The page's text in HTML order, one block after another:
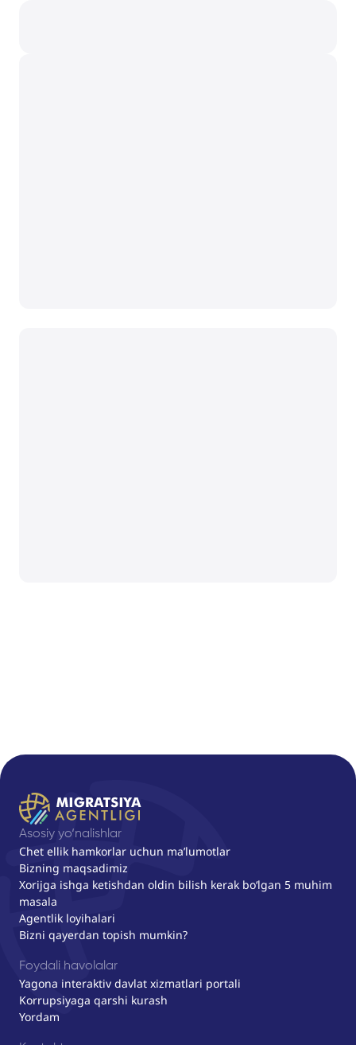
Asosiy yo‘nalishlar
Chet ellik hamkorlar uchun ma’lumotlar
Bizning maqsadimiz
Xorijga ishga ketishdan oldin bilish kerak bo‘lgan 5 muhim
masala
Agentlik loyihalari
Bizni qayerdan topish mumkin?
Foydali havolalar
Yagona interaktiv davlat xizmatlari portali
Korrupsiyaga qarshi kurash
Yordam